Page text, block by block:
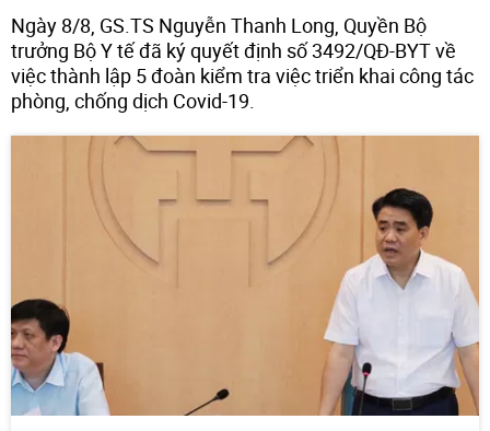
Ngày 8/8, GS.TS Nguyễn Thanh Long, Quyền Bộ
trưởng Bộ Y tế đã ký quyết định số 3492/QĐ-BYT về
việc thành lập 5 đoàn kiểm tra việc triển khai công tác
phòng, chống dịch Covid-19.